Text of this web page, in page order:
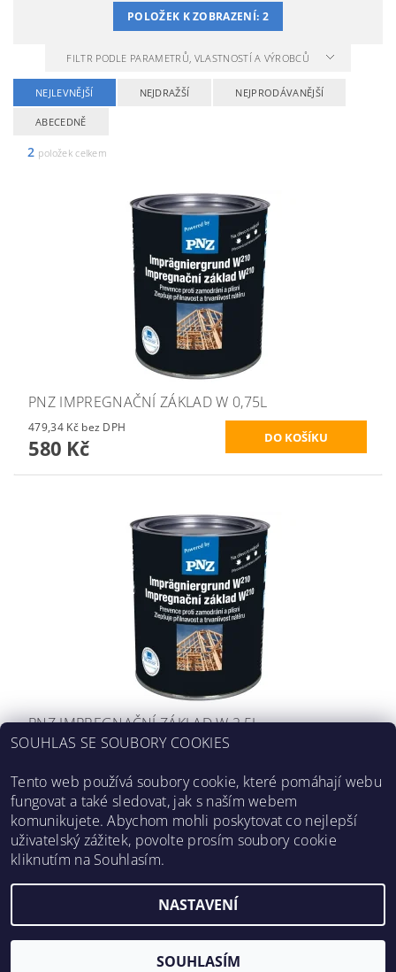
POLOŽEK K ZOBRAZENÍ: 2
FILTR PODLE PARAMETRŮ, VLASTNOSTÍ A VÝROBCŮ
NEJLEVNĚJŠÍ NEJDRAŽŠÍ NEJPRODÁVANĚJŠÍ
ABECEDNĚ
2 položek celkem
PNZ IMPREGNAČNÍ ZÁKLAD W 0,75L
479,34 Kč bez DPH
580 Kč
PNZ IMPREGNAČNÍ ZÁKLAD W 2,5L
1 288,43 Kč bez DPH
1 559 Kč
Obchodní podmínky | Ochrana osobních údajů
O nás | Prodejci v ČR
2026 ©PNZ, všechna práva vyhrazenaUpravit nastavení cookies
Vytvořil Shoptet
SOUHLAS SE SOUBORY COOKIES
Tento web používá soubory cookie, které pomáhají webu
fungovat a také sledovat, jak s naším webem
komunikujete. Abychom mohli poskytovat co nejlepší
uživatelský zážitek, povolte prosím soubory cookie
kliknutím na Souhlasím.
NASTAVENÍ
SOUHLASÍM